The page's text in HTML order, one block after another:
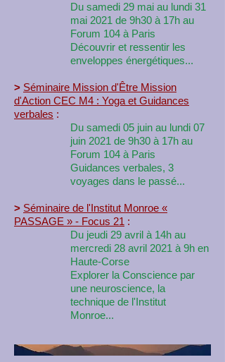
Du samedi 29 mai au lundi 31
mai 2021 de 9h30 à 17h au
Forum 104 à Paris
Découvrir et ressentir les
enveloppes énergétiques...
> Séminaire Mission d'Être Mission
d'Action CEC M4 : Yoga et Guidances
verbales :
Du samedi 05 juin au lundi 07
juin 2021 de 9h30 à 17h au
Forum 104 à Paris
Guidances verbales, 3
voyages dans le passé...
> Séminaire de l'Institut Monroe «
PASSAGE » - Focus 21 :
Du jeudi 29 avril à 14h au
mercredi 28 avril 2021 à 9h en
Haute-Corse
Explorer la Conscience par
une neuroscience, la
technique de l'Institut
Monroe...